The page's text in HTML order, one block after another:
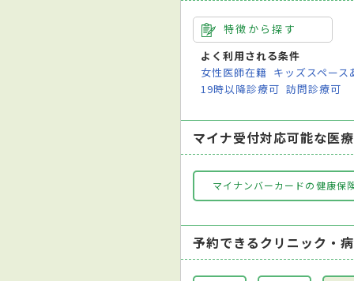
特徴から探す
よく利用される条件
女性医師在籍 キッズスペース
19時以降診療可 訪問診療可
マイナ受付対応可能な医
マイナンバーカードの健康保
予約できるクリニック・